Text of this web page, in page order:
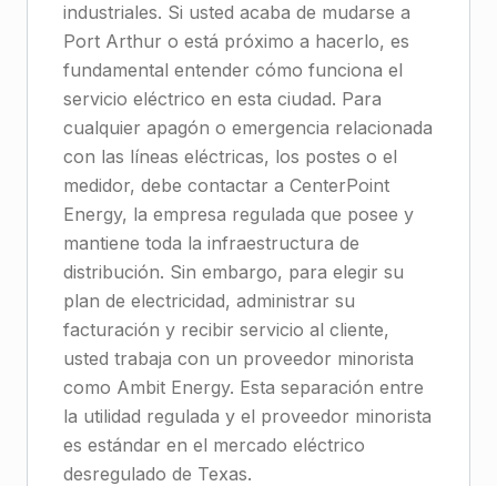
industriales. Si usted acaba de mudarse a
Port Arthur o está próximo a hacerlo, es
fundamental entender cómo funciona el
servicio eléctrico en esta ciudad. Para
cualquier apagón o emergencia relacionada
con las líneas eléctricas, los postes o el
medidor, debe contactar a CenterPoint
Energy, la empresa regulada que posee y
mantiene toda la infraestructura de
distribución. Sin embargo, para elegir su
plan de electricidad, administrar su
facturación y recibir servicio al cliente,
usted trabaja con un proveedor minorista
como Ambit Energy. Esta separación entre
la utilidad regulada y el proveedor minorista
es estándar en el mercado eléctrico
desregulado de Texas.